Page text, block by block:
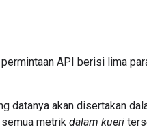
API berisi lima
datanya akan disertakan
semua metrik dalam kueri